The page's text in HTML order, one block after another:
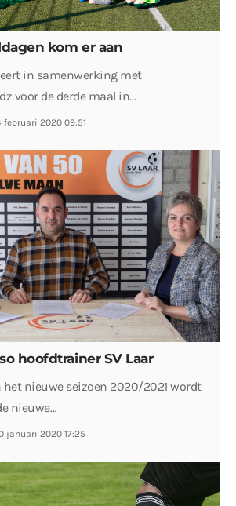
kom er aan
in samenwerking met
voor de derde maal in…
februari 2020 09:51
hoofdtrainer SV Laar
nieuwe seizoen 2020/2021 wordt
nieuwe…
januari 2020 17:25